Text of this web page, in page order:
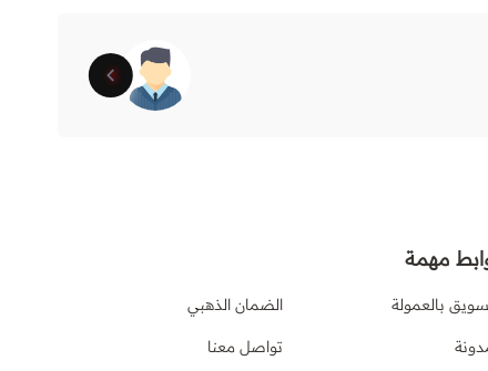
مهمة
بالعمولة الضمان الذهبي
تواصل معنا